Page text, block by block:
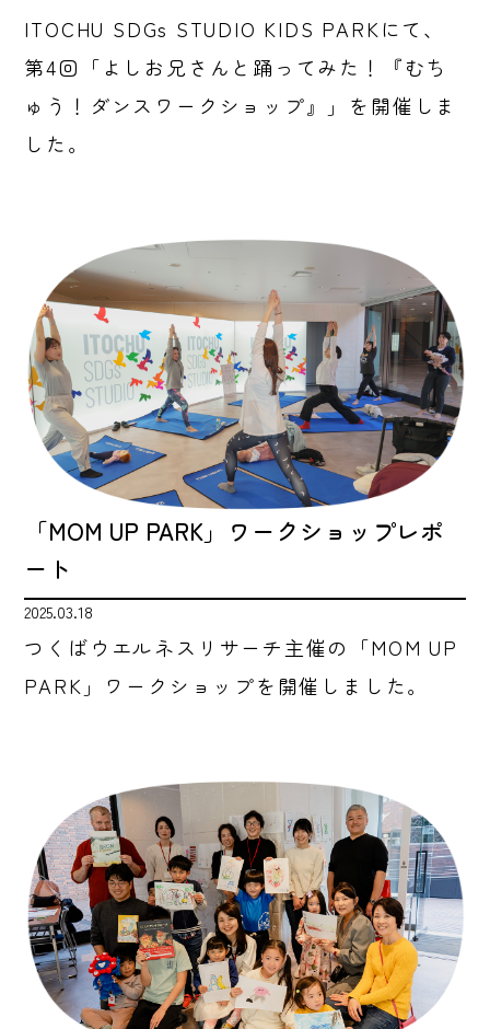
ITOCHU SDGs STUDIO KIDS PARKにて、
第4回「よしお兄さんと踊ってみた！『むち
ゅう！ダンスワークショップ』」を開催しま
した。
「MOM UP PARK」ワークショップレポ
ート
2025.03.18
つくばウエルネスリサーチ主催の「MOM UP
PARK」ワークショップを開催しました。